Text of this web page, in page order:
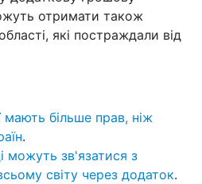
отримати також
які постраждали від
мають більше прав, ніж
.
можуть зв'язатися з
світу через додаток.